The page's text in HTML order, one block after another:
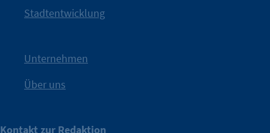
IHK Berlin. Offizieller Unterstützer der Berliner Wirtschaft.
Nach einer aufmerksamkeitsstarken Teaserphase geht die
Kampagne der IHK Berlin in die nächste Stufe. Mit
Stadtentwicklung
Unternehmen
Über uns
Kontakt zur Redaktion